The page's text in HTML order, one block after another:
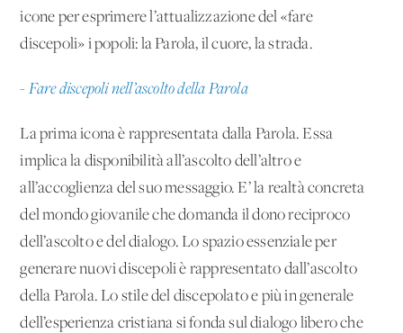
icone per esprimere l’attualizzazione del «fare
discepoli» i popoli: la Parola, il cuore, la strada.
- Fare discepoli nell’ascolto della Parola
La prima icona è rappresentata dalla Parola. Essa
implica la disponibilità all’ascolto dell’altro e
all’accoglienza del suo messaggio. E’ la realtà concreta
del mondo giovanile che domanda il dono reciproco
dell’ascolto e del dialogo. Lo spazio essenziale per
generare nuovi discepoli è rappresentato dall’ascolto
della Parola. Lo stile del discepolato e più in generale
dell’esperienza cristiana si fonda sul dialogo libero che